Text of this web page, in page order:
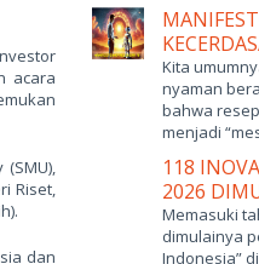
acara
Riset,
dan
Kita
nyaman
bahwa
menjadi
118
2026
Memasuki
dimulainya
Indonesia”